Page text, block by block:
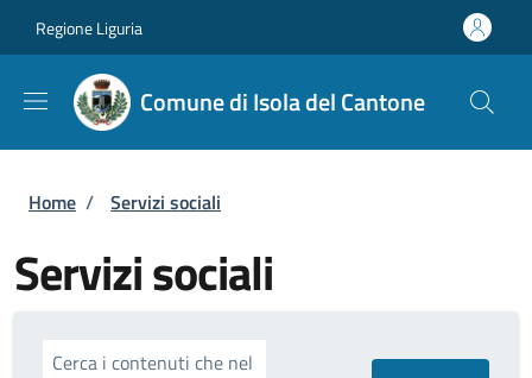
Regione Liguria
Comune di Isola del Cantone
Briciole di pane
Home / Servizi sociali
Servizi sociali
Cerca i contenuti che nel